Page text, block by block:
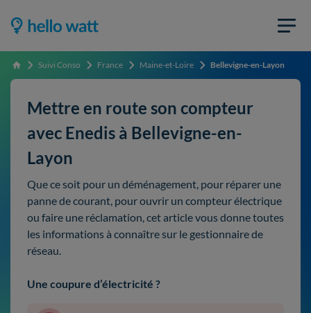
Accueil Suivi Conso France Maine-et-Loire Bellevigne-en-Layon
Mettre en route son compteur
avec Enedis à Bellevigne-en-
Layon
Que ce soit pour un déménagement, pour réparer une
panne de courant, pour ouvrir un compteur électrique
ou faire une réclamation, cet article vous donne toutes
les informations à connaître sur le gestionnaire de
réseau.
Une coupure d’électricité ?